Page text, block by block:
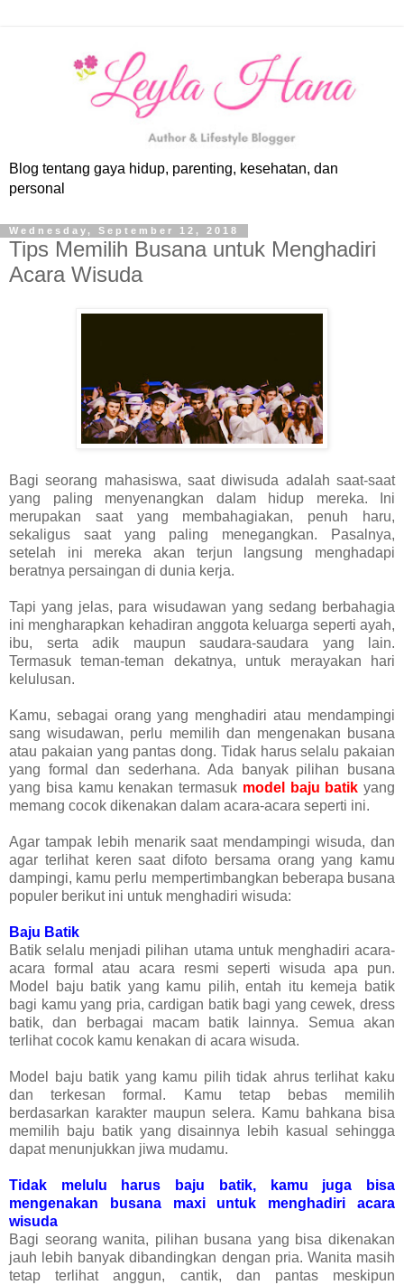
Blog tentang gaya hidup, parenting, kesehatan, dan
personal
Wednesday, September 12, 2018
Tips Memilih Busana untuk Menghadiri
Acara Wisuda
Bagi seorang mahasiswa, saat diwisuda adalah saat-saat
yang paling menyenangkan dalam hidup mereka. Ini
merupakan saat yang membahagiakan, penuh haru,
sekaligus saat yang paling menegangkan. Pasalnya,
setelah ini mereka akan terjun langsung menghadapi
beratnya persaingan di dunia kerja.
Tapi yang jelas, para wisudawan yang sedang berbahagia
ini mengharapkan kehadiran anggota keluarga seperti ayah,
ibu, serta adik maupun saudara-saudara yang lain.
Termasuk teman-teman dekatnya, untuk merayakan hari
kelulusan.
Kamu, sebagai orang yang menghadiri atau mendampingi
sang wisudawan, perlu memilih dan mengenakan busana
atau pakaian yang pantas dong. Tidak harus selalu pakaian
yang formal dan sederhana. Ada banyak pilihan busana
yang bisa kamu kenakan termasuk model baju batik yang
memang cocok dikenakan dalam acara-acara seperti ini.
Agar tampak lebih menarik saat mendampingi wisuda, dan
agar terlihat keren saat difoto bersama orang yang kamu
dampingi, kamu perlu mempertimbangkan beberapa busana
populer berikut ini untuk menghadiri wisuda:
Baju Batik
Batik selalu menjadi pilihan utama untuk menghadiri acara-
acara formal atau acara resmi seperti wisuda apa pun.
Model baju batik yang kamu pilih, entah itu kemeja batik
bagi kamu yang pria, cardigan batik bagi yang cewek, dress
batik, dan berbagai macam batik lainnya. Semua akan
terlihat cocok kamu kenakan di acara wisuda.
Model baju batik yang kamu pilih tidak ahrus terlihat kaku
dan terkesan formal. Kamu tetap bebas memilih
berdasarkan karakter maupun selera. Kamu bahkana bisa
memilih baju batik yang disainnya lebih kasual sehingga
dapat menunjukkan jiwa mudamu.
Tidak melulu harus baju batik, kamu juga bisa
mengenakan busana maxi untuk menghadiri acara
wisuda
Bagi seorang wanita, pilihan busana yang bisa dikenakan
jauh lebih banyak dibandingkan dengan pria. Wanita masih
tetap terlihat anggun, cantik, dan pantas meskipun